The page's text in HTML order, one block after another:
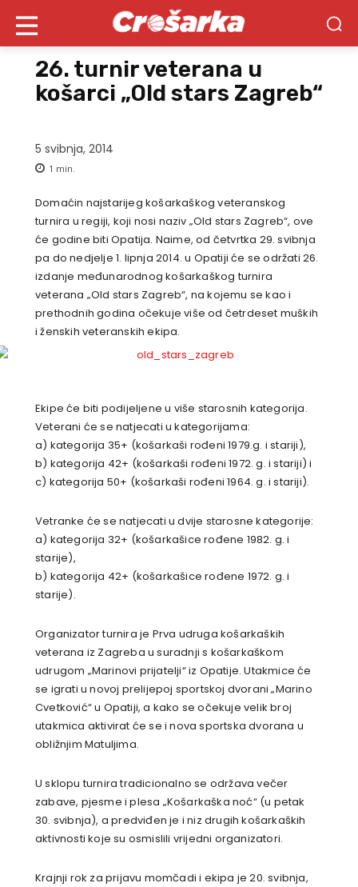
26. turnir veterana u
košarci „Old stars Zagreb“
5 svibnja, 2014
1 min.
Domaćin najstarijeg košarkaškog veteranskog
turnira u regiji, koji nosi naziv „Old stars Zagreb“, ove
će godine biti Opatija. Naime, od četvrtka 29. svibnja
pa do nedjelje 1. lipnja 2014. u Opatiji će se održati 26.
izdanje međunarodnog košarkaškog turnira
veterana „Old stars Zagreb“, na kojemu se kao i
prethodnih godina očekuje više od četrdeset muških
i ženskih veteranskih ekipa.
Ekipe će biti podijeljene u više starosnih kategorija.
Veterani će se natjecati u kategorijama:
a) kategorija 35+ (košarkaši rođeni 1979.g. i stariji),
b) kategorija 42+ (košarkaši rođeni 1972. g. i stariji) i
c) kategorija 50+ (košarkaši rođeni 1964. g. i stariji).
Vetranke će se natjecati u dvije starosne kategorije:
a) kategorija 32+ (košarkašice rođene 1982. g. i
starije),
b) kategorija 42+ (košarkašice rođene 1972. g. i
starije).
Organizator turnira je Prva udruga košarkaških
veterana iz Zagreba u suradnji s košarkaškom
udrugom „Marinovi prijatelji“ iz Opatije. Utakmice će
se igrati u novoj prelijepoj sportskoj dvorani „Marino
Cvetković“ u Opatiji, a kako se očekuje velik broj
utakmica aktivirat će se i nova sportska dvorana u
obližnjim Matuljima.
U sklopu turnira tradicionalno se održava večer
zabave, pjesme i plesa „Košarkaška noć“ (u petak
30. svibnja), a predviđen je i niz drugih košarkaških
aktivnosti koje su osmislili vrijedni organizatori.
Krajnji rok za prijavu momčadi i ekipa je 20. svibnja,